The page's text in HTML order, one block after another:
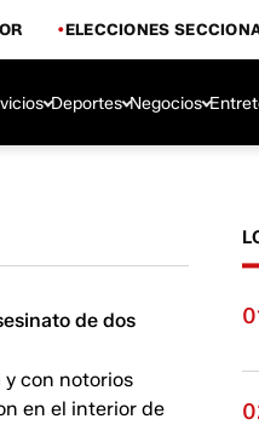
ELECCIONES
Deportes Negocios
de dos
y con notorios
en el interior de